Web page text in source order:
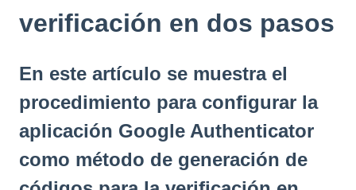
verificación en dos pasos
En este artículo se muestra el
procedimiento para configurar la
aplicación Google Authenticator
como método de generación de